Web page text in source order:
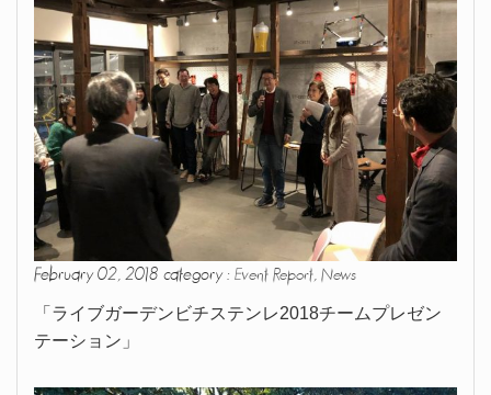
February 02, 2018 category : Event Report News
「ライブガーデンビチステンレ2018チームプレゼン
テーション」